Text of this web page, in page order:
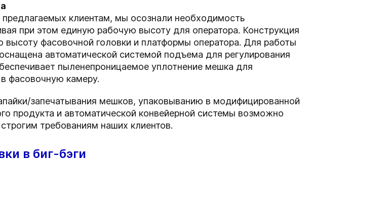
клиентам, мы осознали необходимость
при этом единую рабочую высоту для оператора. Конструкция
высоту фасовочной головки и платформы оператора. Для работы
автоматической системой подъема для регулирования
пыленепроницаемое уплотнение мешка для
фасовочную камеру.
запечатывания мешков, упаковыванию в модифицированной
продукта и автоматической конвейерной системы возможно
требованиям наших клиентов.
в биг-бэги